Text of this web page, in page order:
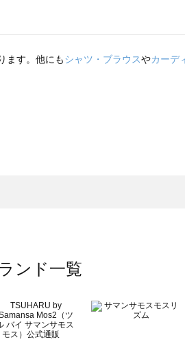
ます。他にもシャツ・ブラウスやカーデ
ンド一覧